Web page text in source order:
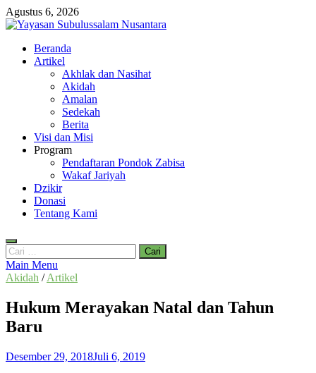
Skip
to
Agustus 6, 2026
Yayasan Subulussalam Nusantara
Yayasan Subulussalam Nusantara – Rumah Tahfidz Zabisa (Zaid bin
Tsabit) Temanggung – Tebar Manfaat untuk Ummat
Beranda
Artikel
Akhlak dan Nasihat
Akidah
Amalan
Sedekah
Berita
Visi dan Misi
Program
Pendaftaran Pondok Zabisa
Wakaf Jariyah
Dzikir
Donasi
Tentang Kami
Cari
untuk:
Main Menu
Akidah /Artikel
Hukum Merayakan Natal dan Tahun
Baru
Desember 29, 2018Juli 6, 2019